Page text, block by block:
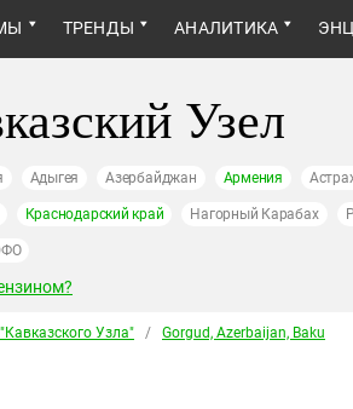
ТРЕНДЫ АНАЛИТИКА
Узел
Адыгея Азербайджан Армения
Краснодарский край Нагорный Карабах
Узла" / Gorgud, Azerbaijan, Baku